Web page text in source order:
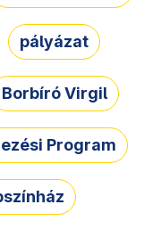
pályázat
Borbíró Virgil
Program